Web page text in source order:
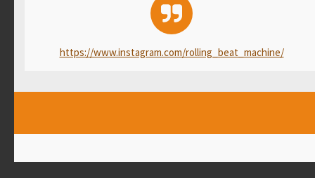
https://www.instagram.com/rolling_beat_machine/